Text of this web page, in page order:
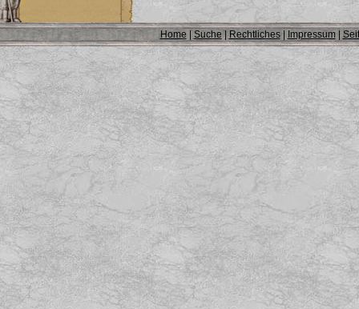
Home| Suche | Rechtliches| Impressum|